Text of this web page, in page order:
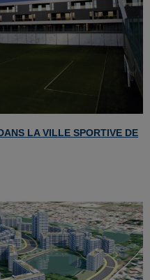
LA VILLE SPORTIVE DE